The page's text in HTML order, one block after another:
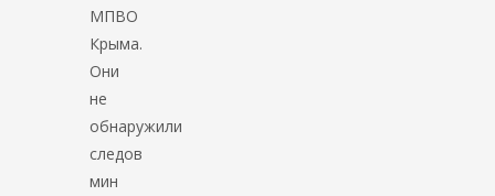
МПВО
Крыма.
Они
не
обнаружили
следов
мин